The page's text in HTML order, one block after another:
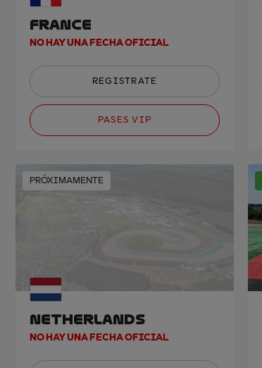
FRANCE
NO HAY UNA FECHA OFICIAL
REGISTRATE
PASES VIP
PRÓXIMAMENTE
NETHERLANDS
NO HAY UNA FECHA OFICIAL